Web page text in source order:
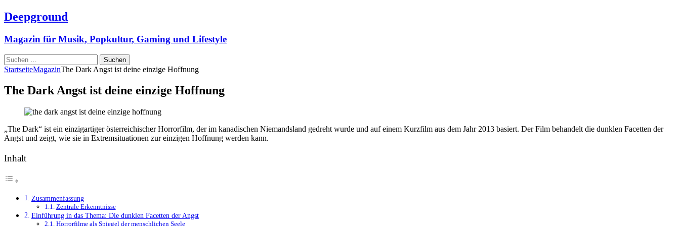
Deepground
Magazin für Musik, Popkultur, Gaming und Lifestyle
Suchen
nach:
StartseiteMagazinThe Dark Angst ist deine einzige Hoffnung
The Dark Angst ist deine einzige Hoffnung
„The Dark“ ist ein einzigartiger österreichischer Horrorfilm, der im kanadischen Niemandsland gedreht wurde und auf einem Kurzfilm aus dem Jahr 2013 basiert. Der Film behandelt die dunklen Facetten der
Angst und zeigt, wie sie in Extremsituationen zur einzigen Hoffnung werden kann.
Inhalt
Zusammenfassung
Zentrale Erkenntnisse
Einführung in das Thema: Die dunklen Facetten der Angst
Horrorfilme als Spiegel der menschlichen Seele